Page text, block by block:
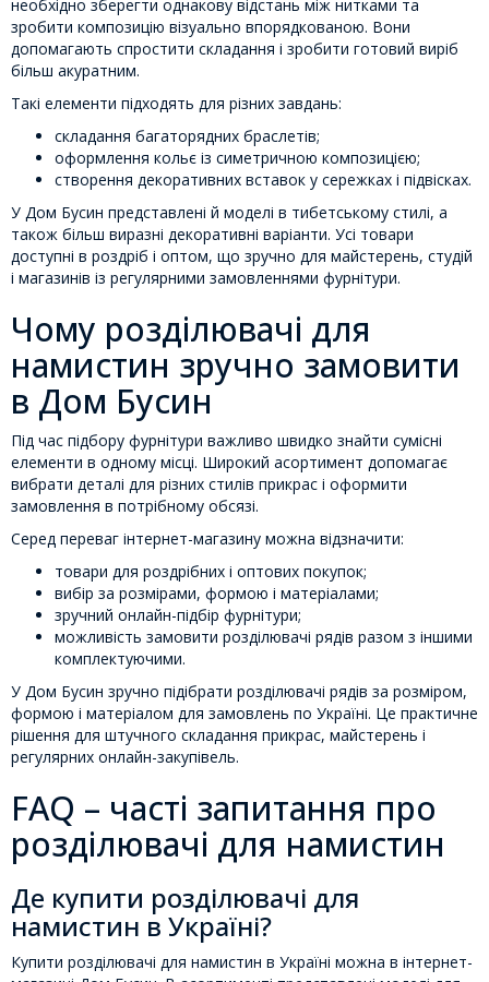
необхідно зберегти однакову відстань між нитками та
зробити композицію візуально впорядкованою. Вони
допомагають спростити складання і зробити готовий виріб
більш акуратним.
Такі елементи підходять для різних завдань:
складання багаторядних браслетів;
оформлення кольє із симетричною композицією;
створення декоративних вставок у сережках і підвісках.
У Дом Бусин представлені й моделі в тибетському стилі, а
також більш виразні декоративні варіанти. Усі товари
доступні в роздріб і оптом, що зручно для майстерень, студій
і магазинів із регулярними замовленнями фурнітури.
Чому розділювачі для
намистин зручно замовити
в Дом Бусин
Під час підбору фурнітури важливо швидко знайти сумісні
елементи в одному місці. Широкий асортимент допомагає
вибрати деталі для різних стилів прикрас і оформити
замовлення в потрібному обсязі.
Серед переваг інтернет-магазину можна відзначити:
товари для роздрібних і оптових покупок;
вибір за розмірами, формою і матеріалами;
зручний онлайн-підбір фурнітури;
можливість замовити розділювачі рядів разом з іншими
комплектуючими.
У Дом Бусин зручно підібрати розділювачі рядів за розміром,
формою і матеріалом для замовлень по Україні. Це практичне
рішення для штучного складання прикрас, майстерень і
регулярних онлайн-закупівель.
FAQ – часті запитання про
розділювачі для намистин
Де купити розділювачі для
намистин в Україні?
Купити розділювачі для намистин в Україні можна в інтернет-